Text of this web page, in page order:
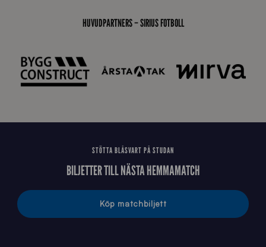
2
0
2
HUVUDPARTNERS – SIRIUS FOTBOLL
STÖTTA BLÅSVART PÅ STUDAN
BILJETTER TILL NÄSTA HEMMAMATCH
Köp matchbiljett